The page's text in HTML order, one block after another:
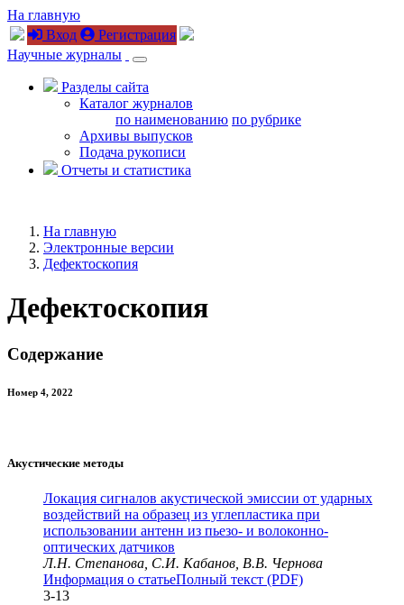
На главную
Вход
Регистрация
Научные журналы
Разделы сайта
Каталог журналов
по наименованию по рубрике
Архивы выпусков
Подача рукописи
Отчеты и статистика
На главную
Электронные версии
Дефектоскопия
Дефектоскопия
Содержание
Номер 4, 2022
Акустические методы
Локация сигналов акустической эмиссии от ударных
воздействий на образец из углепластика при
использовании антенн из пьезо- и волоконно-
оптических датчиков
Л.Н. Степанова, С.И. Кабанов, В.В. Чернова
Информация о статьеПолный текст (PDF)
3-13